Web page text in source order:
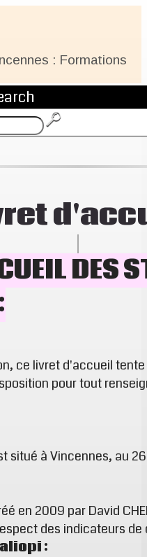
: Formations
DES
ce livret d'accueil
pour tout
situé à Vincennes, au
en 2009 par David
des indicateurs
: